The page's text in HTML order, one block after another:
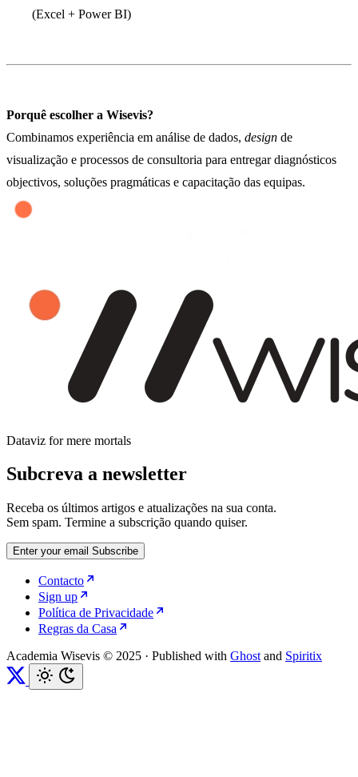
(Excel + Power BI)
Porquê escolher a Wisevis?
Combinamos experiência em análise de dados, design de
visualização e processos de consultoria para entregar diagnósticos
objectivos, soluções pragmáticas e capacitação das equipas.
Dataviz for mere mortals
Subcreva a newsletter
Receba os últimos artigos e atualizações na sua conta.
Sem spam. Termine a subscrição quando quiser.
Enter your email Subscribe
Contacto
Sign up
Política de Privacidade
Regras da Casa
Academia Wisevis © 2025 · Published with Ghost and Spiritix